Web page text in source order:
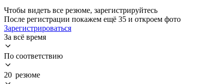
Чтобы видеть все резюме, зарегистрируйтесь
После регистрации покажем ещё 35 и откроем фото
Зарегистрироваться
За всё время
По соответствию
20 резюме